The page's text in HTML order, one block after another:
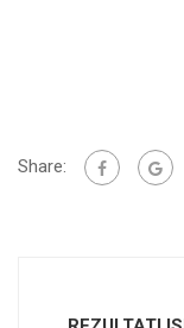
Share: